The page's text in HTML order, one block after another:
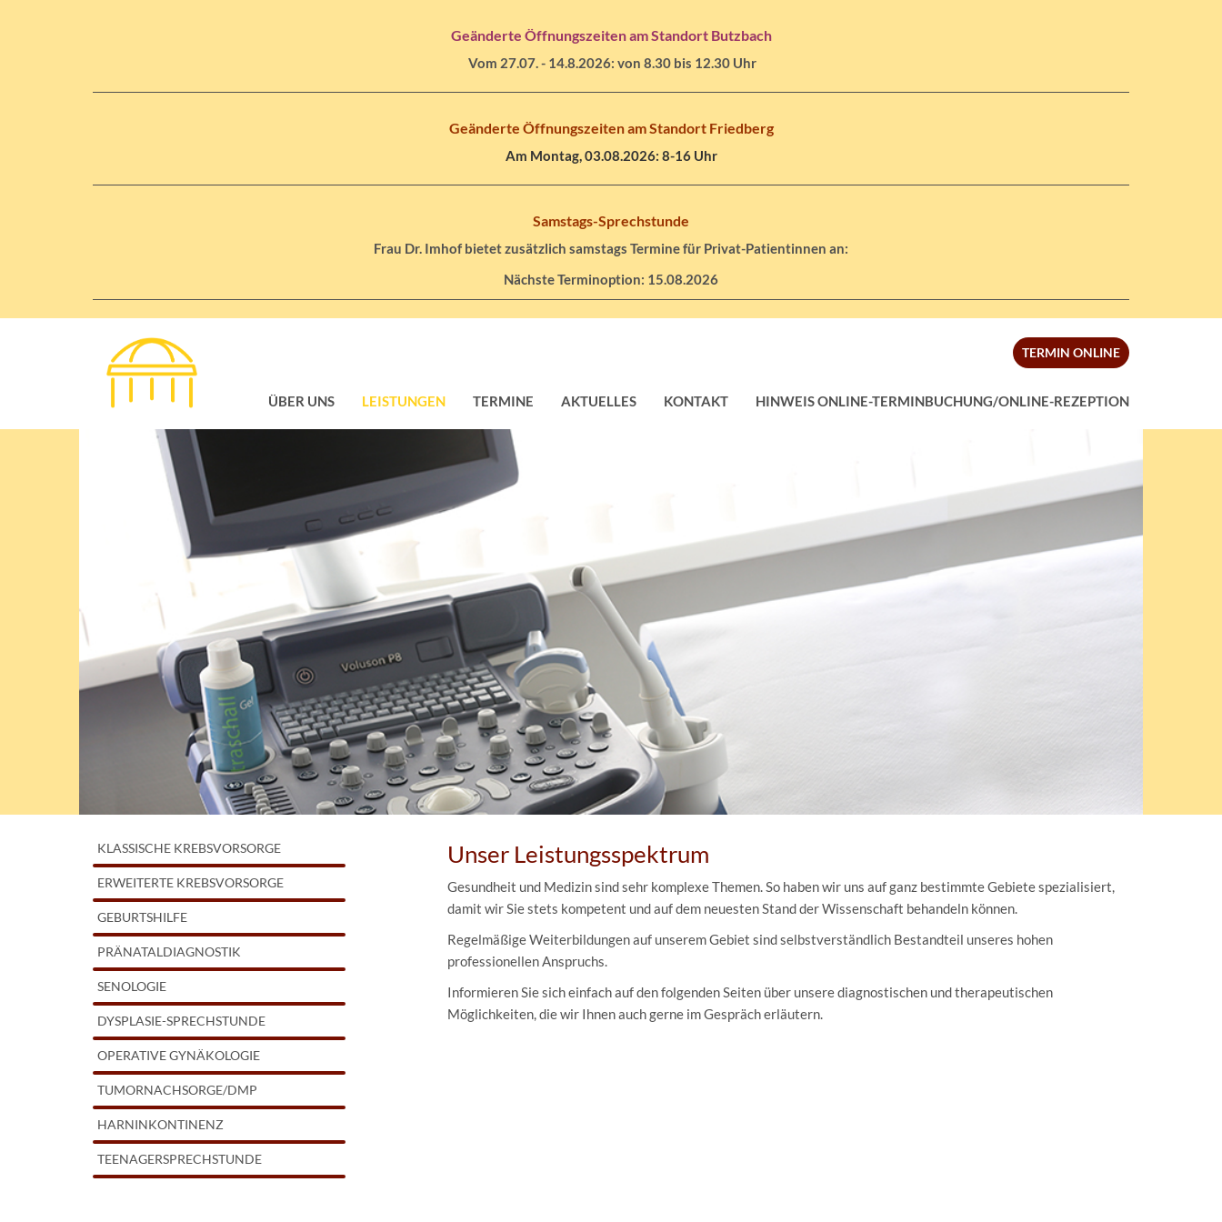
Geänderte Öffnungszeiten am Standort Butzbach
Vom 27.07. - 14.8.2026: von 8.30 bis 12.30 Uhr
Geänderte Öffnungszeiten am Standort Friedberg
Am Montag, 03.08.2026: 8-16 Uhr
Samstags-Sprechstunde
Frau Dr. Imhof bietet zusätzlich samstags Termine für Privat-Patientinnen an:
Nächste Terminoption: 15.08.2026
TERMIN ONLINE
ÜBER UNS LEISTUNGEN TERMINE AKTUELLES KONTAKT HINWEIS ONLINE-TERMINBUCHUNG/ONLINE-REZEPTION
KLASSISCHE KREBSVORSORGE
ERWEITERTE KREBSVORSORGE
GEBURTSHILFE
PRÄNATALDIAGNOSTIK
SENOLOGIE
DYSPLASIE-SPRECHSTUNDE
OPERATIVE GYNÄKOLOGIE
TUMORNACHSORGE/DMP
HARNINKONTINENZ
TEENAGERSPRECHSTUNDE
Unser Leistungsspektrum
Gesundheit und Medizin sind sehr komplexe Themen. So haben wir uns auf ganz bestimmte Gebiete spezialisiert,
damit wir Sie stets kompetent und auf dem neuesten Stand der Wissenschaft behandeln können.
Regelmäßige Weiterbildungen auf unserem Gebiet sind selbstverständlich Bestandteil unseres hohen
professionellen Anspruchs.
Informieren Sie sich einfach auf den folgenden Seiten über unsere diagnostischen und therapeutischen
Möglichkeiten, die wir Ihnen auch gerne im Gespräch erläutern.